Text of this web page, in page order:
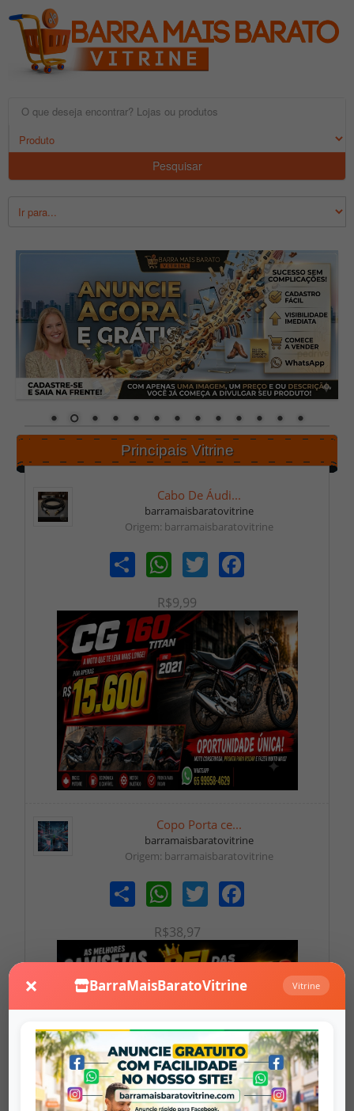
Pesquisar
× BarraMaisBaratoVitrine Vitrine
Principais Vitrine
Cabo De Áudi...
barramaisbaratovitrine
Origem: barramaisbaratovitrine
Share WhatsAppTwitter Facebook
R$9,99
Copo Porta ce...
barramaisbaratovitrine
Origem: barramaisbaratovitrine
Share WhatsAppTwitter Facebook
R$38,97